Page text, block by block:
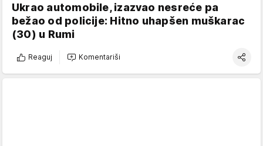
Ukrao automobile, izazvao nesreće pa
bežao od policije: Hitno uhapšen muškarac
(30) u Rumi
Reaguj Komentariši